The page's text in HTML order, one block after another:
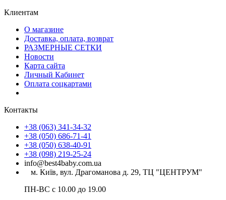
Клиентам
О магазине
Доставка, оплата, возврат
РАЗМЕРНЫЕ СЕТКИ
Новости
Карта сайта
Личный Кабинет
Оплата соцкартами
Контакты
+38 (063) 341-34-32
+38 (050) 686-71-41
+38 (050) 638-40-91
+38 (098) 219-25-24
info@best4baby.com.ua
м. Київ, вул. Драгоманова д. 29, ТЦ "ЦЕНТРУМ"
ПН-ВС с 10.00 до 19.00